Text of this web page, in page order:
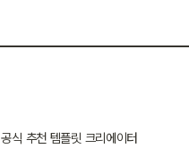
식 추천 템플릿 크리에이터